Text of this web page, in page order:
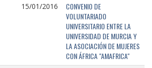
15/01/2016
CONVENIO DE
VOLUNTARIADO
UNIVERSITARIO ENTRE LA
UNIVERSIDAD DE MURCIA Y
LA ASOCIACIÓN DE MUJERES
CON ÁFRICA "AMAFRICA"